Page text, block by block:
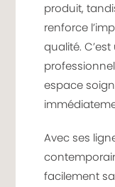
produit,
renforce
qualité.
espace
Avec ses
facilement